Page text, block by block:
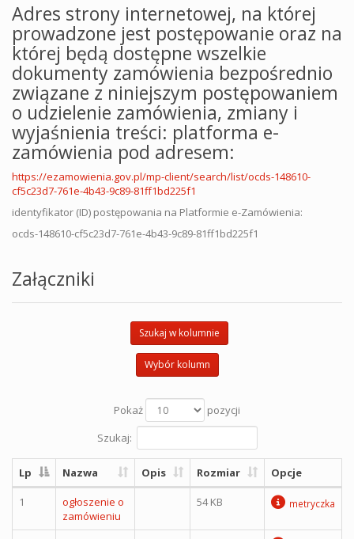
Adres strony internetowej, na której
prowadzone jest postępowanie oraz na
której będą dostępne wszelkie
dokumenty zamówienia bezpośrednio
związane z niniejszym postępowaniem
o udzielenie zamówienia, zmiany i
wyjaśnienia treści: platforma e-
zamówienia pod adresem:
https://ezamowienia.gov.pl/mp-client/search/list/ocds-148610-
cf5c23d7-761e-4b43-9c89-81ff1bd225f1
identyfikator (ID) postępowania na Platformie e-Zamówienia:
ocds-148610-cf5c23d7-761e-4b43-9c89-81ff1bd225f1
Załączniki
Szukaj w kolumnie
Wybór kolumn
Pokaż
pozycji
Szukaj:
Lp Nazwa Opis Rozmiar Opcje
1
ogłoszenie o
zamówieniu
54 KB metryczka